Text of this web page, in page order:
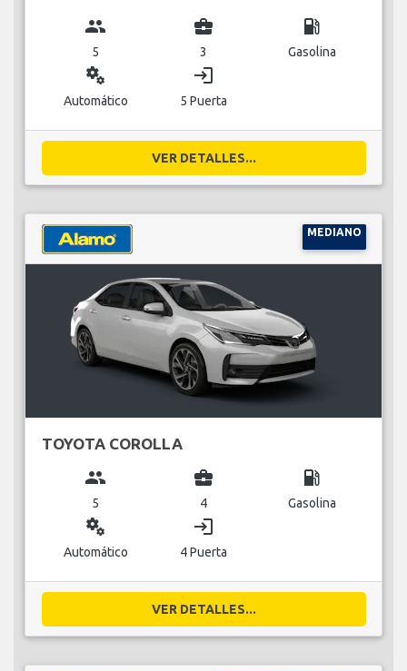
group
5
business_center
3
local_gas_station
Gasolina
miscellaneous_services
Automático
login
5 Puerta
VER DETALLES...
MEDIANO
TOYOTA COROLLA
group
5
business_center
4
local_gas_station
Gasolina
miscellaneous_services
Automático
login
4 Puerta
VER DETALLES...